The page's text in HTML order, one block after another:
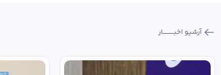
آرشیو اخبـــــــــــار